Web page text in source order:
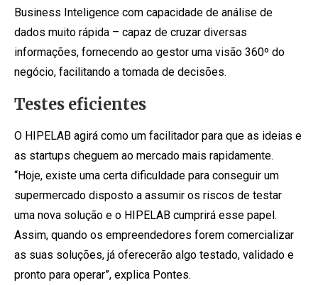
Business Inteligence com capacidade de análise de
dados muito rápida – capaz de cruzar diversas
informações, fornecendo ao gestor uma visão 360º do
negócio, facilitando a tomada de decisões.
Testes eficientes
O HIPELAB agirá como um facilitador para que as ideias e
as startups cheguem ao mercado mais rapidamente.
“Hoje, existe uma certa dificuldade para conseguir um
supermercado disposto a assumir os riscos de testar
uma nova solução e o HIPELAB cumprirá esse papel.
Assim, quando os empreendedores forem comercializar
as suas soluções, já oferecerão algo testado, validado e
pronto para operar”, explica Pontes.